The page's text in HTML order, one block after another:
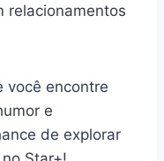
relacionamentos
você encontre
e
de explorar